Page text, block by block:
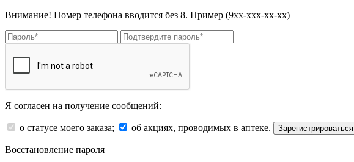
Внимание! Номер телефона вводится без 8. Пример (9хх-ххх-хх-хх)
Я согласен на получение сообщений:
о статусе моего заказа; об акциях, проводимых в аптеке. Зарегистрироваться
Восстановление пароля